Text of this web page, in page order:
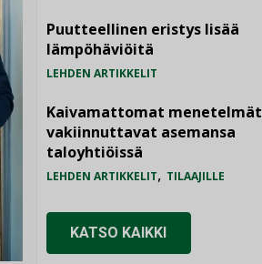
Puutteellinen eristys lisää
lämpöhäviöitä
LEHDEN ARTIKKELIT
Kaivamattomat menetelmät
vakiinnuttavat asemansa
taloyhtiöissä
LEHDEN ARTIKKELIT, TILAAJILLE
KATSO KAIKKI